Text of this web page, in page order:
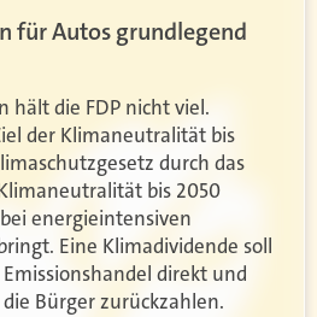
für Autos grundlegend
hält die FDP nicht viel.
der Klimaneutralität bis
durch das
bis 2050
energieintensiven
Eine Klimadividende soll
direkt und
Bürger zurückzahlen.